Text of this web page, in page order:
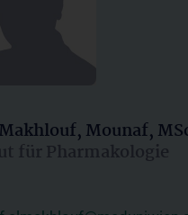
Mounaf,
für Pharmakologie